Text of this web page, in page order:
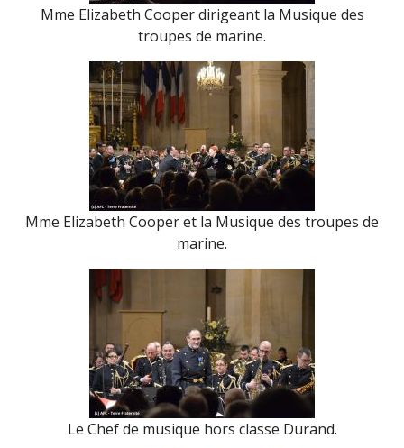
Mme Elizabeth Cooper dirigeant la Musique des
troupes de marine.
Mme Elizabeth Cooper et la Musique des troupes de
marine.
Le Chef de musique hors classe Durand.